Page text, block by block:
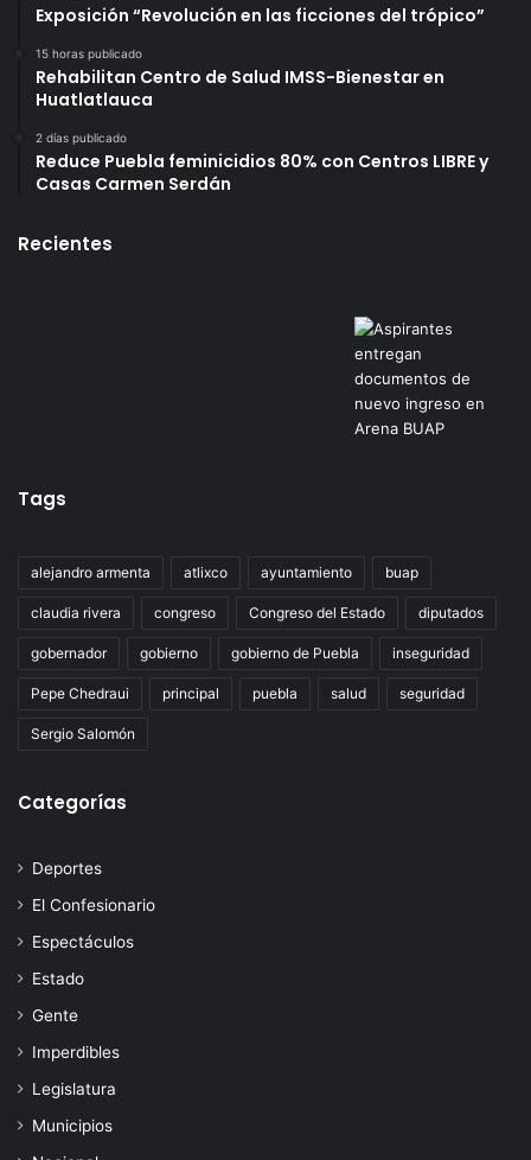
Exposición “Revolución en las ficciones del trópico”
15 horas publicado
Rehabilitan Centro de Salud IMSS-Bienestar en
Huatlatlauca
2 días publicado
Reduce Puebla feminicidios 80% con Centros LIBRE y
Casas Carmen Serdán
Recientes
Tags
alejandro armenta atlixco ayuntamiento buap
claudia rivera congreso Congreso del Estado diputados
gobernador gobierno gobierno de Puebla inseguridad
Pepe Chedraui principal puebla salud seguridad
Sergio Salomón
Categorías
Deportes
El Confesionario
Espectáculos
Estado
Gente
Imperdibles
Legislatura
Municipios